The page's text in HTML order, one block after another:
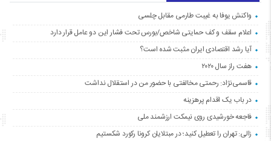
واکنش یوفا به غیبت طارمی مقابل چلسی
اعلام سقف و کف حمایتی شاخص/بورس تحت فشار این دو عامل قرار دارد
آیا رشد اقتصادی ایران مثبت شده است؟
هفت راز سال ۲۰۲۰
قاسمی‌نژاد: رحمتی مخالفتی با حضور من در استقلال نداشت
در باب یک اقدام پرهزینه
فاجعه خورشیدی روی نیمکت ارزشمند ملی
زالی: تهران را تعطیل کنید؛ در مبتلایان کرونا رکورد شکستیم